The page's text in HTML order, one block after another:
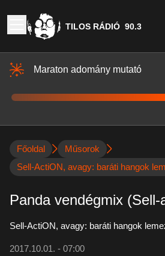
TILOS RÁDIÓ 90.3
Maraton adomány mutató
Főoldal
Műsorok
Sell-ActiON, avagy: baráti hangok
Panda vendégmix (Sell-
Sell-ActiON, avagy: baráti hangok
2017.10.01. - 07:00